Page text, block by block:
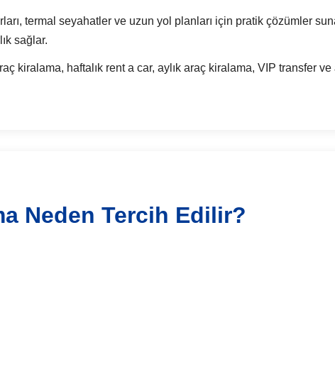
termal seyahatler ve uzun yol planları için pratik çözümler
sağlar.
kiralama, haftalık rent a car, aylık araç kiralama, VIP transfer
Neden Tercih Edilir?